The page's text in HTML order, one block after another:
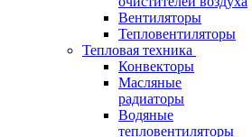
Вентиляторы
Тепловентиляторы
Тепловая техника
Конвекторы
Масляные
радиаторы
Водяные
тепловентиляторы